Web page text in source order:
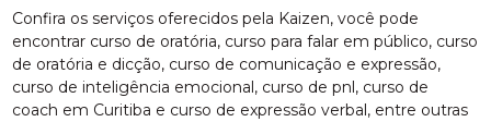
Confira os serviços oferecidos pela Kaizen, você pode
encontrar curso de oratória, curso para falar em público, curso
de oratória e dicção, curso de comunicação e expressão,
curso de inteligência emocional, curso de pnl, curso de
coach em Curitiba e curso de expressão verbal, entre outras